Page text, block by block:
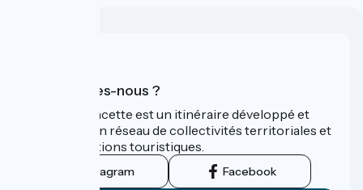
Qui sommes-nous ?
La Vélo Francette est un itinéraire développé et
promu par un réseau de collectivités territoriales et
leurs institutions touristiques.
Instagram Facebook